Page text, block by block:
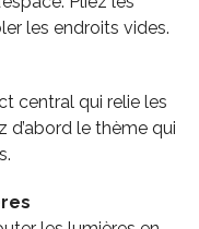
les endroits vides.
central qui relie les
d’abord le thème qui